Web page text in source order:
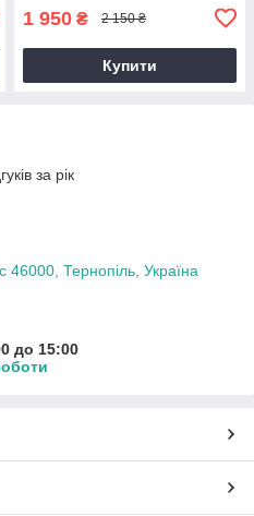
1 950 ₴ 2 150 ₴
Купити
за рік
Тернопіль, Україна
до 15:00